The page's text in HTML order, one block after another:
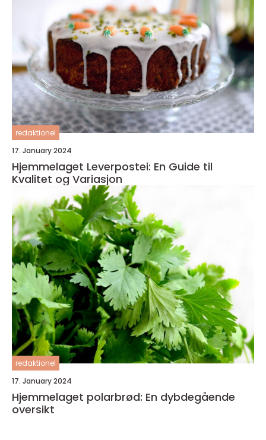
redaktionel
17. January 2024
Hjemmelaget Leverpostei: En Guide til
Kvalitet og Variasjon
redaktionel
17. January 2024
Hjemmelaget polarbrød: En dybdegående
oversikt